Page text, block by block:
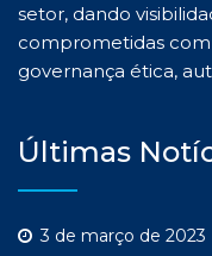
setor, dando
comprometidas
governança ética,
Últimas
3 de março de 2023